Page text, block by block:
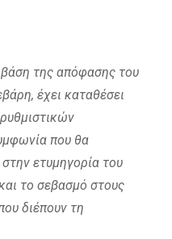
της απόφασης του
έχει καταθέσει
που θα
ετυμηγορία του
το σεβασμό στους
διέπουν τη